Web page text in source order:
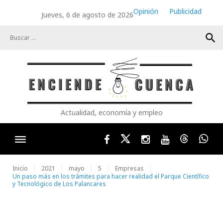
Jueves, 6 de agosto de 2026Opinión
Publicidad
search
Actualidad, economía y empleo
FacebookTwitterInstagram
YoutubeThreads
Inicio 2021 mayo 5
Empresas
Un paso más en los trámites para hacer realidad el Parque Científico
y Tecnológico de Los Palancares